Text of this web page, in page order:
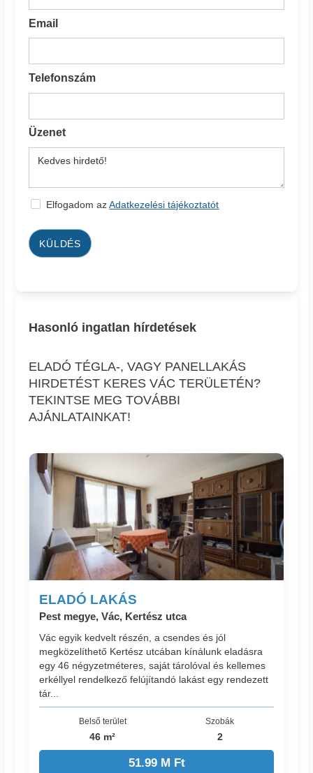
Email
Telefonszám
Üzenet
Elfogadom azAdatkezelési tájékoztatót
KÜLDÉS
Hasonló ingatlan hírdetések
ELADÓ TÉGLA-, VAGY PANELLAKÁS
HIRDETÉST KERES VÁC TERÜLETÉN?
TEKINTSE MEG TOVÁBBI
AJÁNLATAINKAT!
ELADÓ LAKÁS
Pest megye, Vác, Kertész utca
Vác egyik kedvelt részén, a csendes és jól
megközelíthető Kertész utcában kínálunk eladásra
egy 46 négyzetméteres, saját tárolóval és kellemes
erkéllyel rendelkező felújítandó lakást egy rendezett
tár...
Belső terület
46 m²
Szobák
2
51.99 M Ft